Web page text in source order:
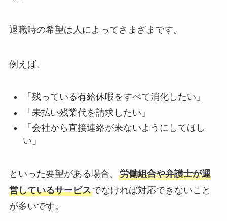
退職時の希望は人によってさまざまです。
例えば、
「残っている有給休暇をすべて消化したい」
「未払い残業代を請求したい」
「会社から直接連絡が来ないようにしてほし
い」
といった要望がある場合、 労働組合や弁護士が運
営しているサービスでなければ対応できないこと
が多いです。